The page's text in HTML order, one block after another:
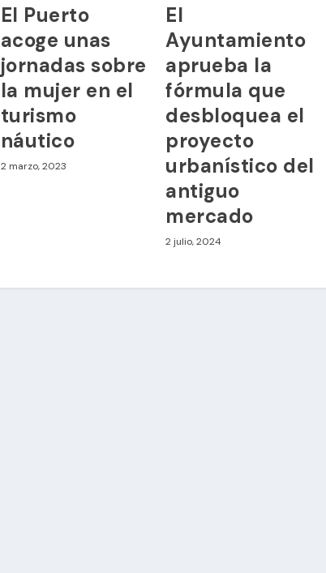
El Puerto
acoge unas
jornadas sobre
la mujer en el
turismo
náutico
2 marzo, 2023
El
Ayuntamiento
aprueba la
fórmula que
desbloquea el
proyecto
urbanístico del
antiguo
mercado
2 julio, 2024